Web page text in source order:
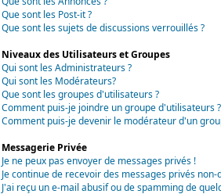
Que sont les Post-it ?
Que sont les sujets de discussions verrouillés ?
Niveaux des Utilisateurs et Groupes
Qui sont les Administrateurs ?
Qui sont les Modérateurs?
Que sont les groupes d'utilisateurs ?
Comment puis-je joindre un groupe d'utilisateurs ?
Comment puis-je devenir le modérateur d'un
Messagerie Privée
Je ne peux pas envoyer de messages privés !
Je continue de recevoir des messages privés non-
J'ai reçu un e-mail abusif ou de spamming de